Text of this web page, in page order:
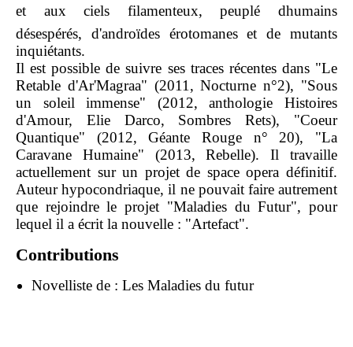
et aux ciels filamenteux, peuplé dhumains
désespérés, d'androïdes érotomanes et de mutants
inquiétants.
Il est possible de suivre ses traces récentes dans "Le
Retable d'Ar'Magraa" (2011, Nocturne n°2), "Sous
un soleil immense" (2012, anthologie Histoires
d'Amour, Elie Darco, Sombres Rets), "Coeur
Quantique" (2012, Géante Rouge n° 20), "La
Caravane Humaine" (2013, Rebelle). Il travaille
actuellement sur un projet de space opera définitif.
Auteur hypocondriaque, il ne pouvait faire autrement
que rejoindre le projet "Maladies du Futur", pour
lequel il a écrit la nouvelle : "Artefact".
Contributions
Novelliste de : Les Maladies du futur